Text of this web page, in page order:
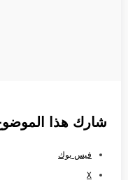
شارك هذا
فيس بوك
X